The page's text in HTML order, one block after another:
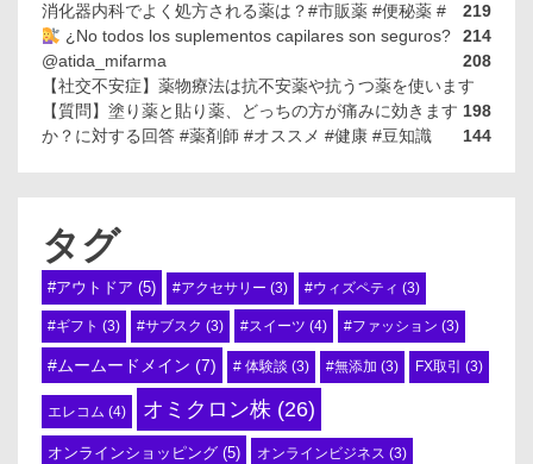
219
消化器内科でよく処方される薬は？#市販薬 #便秘薬 #
214
¿No todos los suplementos capilares son seguros?
@atida_mifarma
208
【社交不安症】薬物療法は抗不安薬や抗うつ薬を使います
198
【質問】塗り薬と貼り薬、どっちの方が痛みに効きます
か？に対する回答 #薬剤師 #オススメ #健康 #豆知識
144
タグ
#アウトドア (5) #アクセサリー (3) #ウィズペティ (3)
#ギフト (3) #サブスク (3) #スイーツ (4) #ファッション (3)
#ムームードメイン (7) # 体験談 (3) #無添加 (3) FX取引 (3)
エレコム (4) オミクロン株 (26)
オンラインショッピング (5) オンラインビジネス (3)